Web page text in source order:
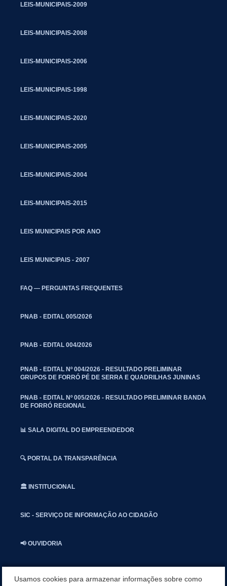
LEIS-MUNICIPAIS-2009
LEIS-MUNICIPAIS-2008
LEIS-MUNICIPAIS-2006
LEIS-MUNICIPAIS-1998
LEIS-MUNICIPAIS-2020
LEIS-MUNICIPAIS-2005
LEIS-MUNICIPAIS-2004
LEIS-MUNICIPAIS-2015
LEIS MUNICIPAIS POR ANO
LEIS MUNICIPAIS - 2007
FAQ — PERGUNTAS FREQUENTES
PNAB - EDITAL 005/2026
PNAB - EDITAL 004/2026
PNAB - EDITAL Nº 004/2026 - RESULTADO PRELIMINAR
GRUPOS DE FORRÓ PÉ DE SERRA E QUADRILHAS JUNINAS
PNAB - EDITAL Nº 005/2026 - RESULTADO PRELIMINAR BANDA
DE FORRÓ REGIONAL
📊 SALA DIGITAL DO EMPREENDEDOR
🔍 PORTAL DA TRANSPARÊNCIA
🏛️ INSTITUCIONAL
SIC - SERVIÇO DE INFORMAÇÃO AO CIDADÃO
📢 OUVIDORIA
Usamos cookies para armazenar informações sobre como